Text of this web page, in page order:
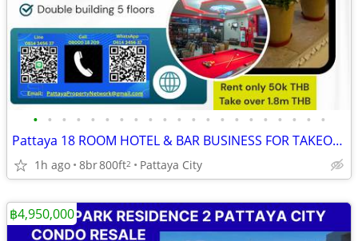
• • • • • • • • • • • • • • • • • • • • •
Pattaya 18 ROOM HOTEL & BAR BUSINESS FOR TAKEOVER
1h ago 8br800ft2 Pattaya City
฿4,950,000